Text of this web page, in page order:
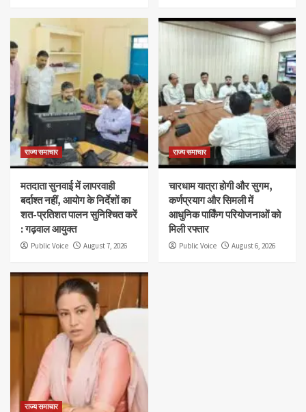
राज्य समाचार
मतदाता सुनवाई में लापरवाही
बर्दाश्त नहीं, आयोग के निर्देशों का
शत-प्रतिशत पालन सुनिश्चित करें
: गढ़वाल आयुक्त
Public Voice August 7, 2026
राज्य समाचार
चारधाम यात्रा होगी और सुगम,
कर्णप्रयाग और सिमली में
आधुनिक पार्किंग परियोजनाओं को
मिली रफ्तार
Public Voice August 6, 2026
राज्य समाचार